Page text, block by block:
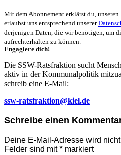
Mit dem Abonnement erklärst du,
erlaubst uns entsprechend unserer
derjenigen Daten, die wir benötigen, um
aufrechterhalten zu können.
Engagiere dich!
Die SSW-Ratsfraktion sucht
aktiv in der Kommunalpolitik
schreib eine E-Mail:
ssw-ratsfraktion@kiel.de
Schreibe einen
Deine E-Mail-Adresse wird
Felder sind mit* markiert